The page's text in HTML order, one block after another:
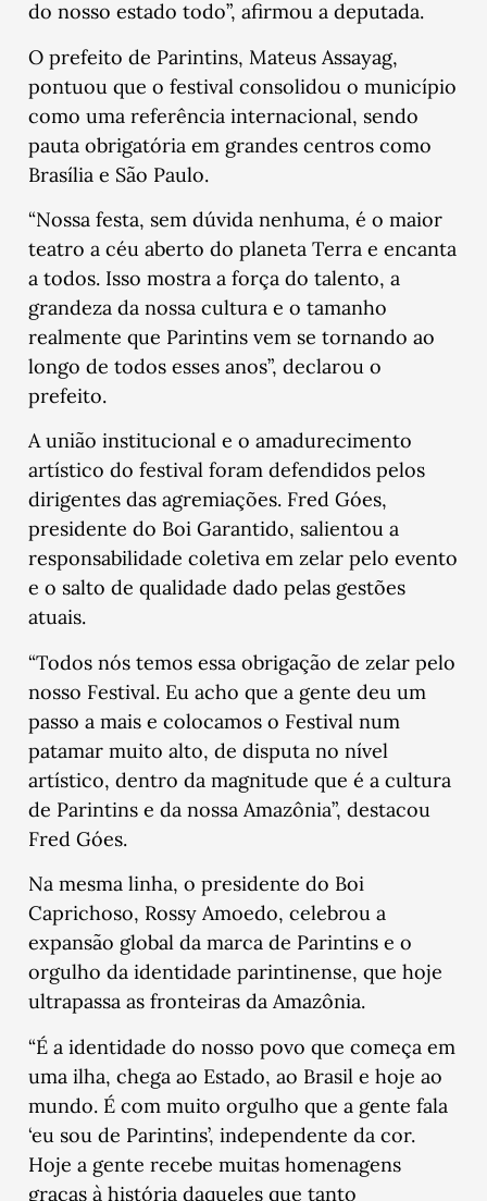
do nosso estado todo”, afirmou a deputada.
O prefeito de Parintins, Mateus Assayag,
pontuou que o festival consolidou o município
como uma referência internacional, sendo
pauta obrigatória em grandes centros como
Brasília e São Paulo.
“Nossa festa, sem dúvida nenhuma, é o maior
teatro a céu aberto do planeta Terra e encanta
a todos. Isso mostra a força do talento, a
grandeza da nossa cultura e o tamanho
realmente que Parintins vem se tornando ao
longo de todos esses anos”, declarou o
prefeito.
A união institucional e o amadurecimento
artístico do festival foram defendidos pelos
dirigentes das agremiações. Fred Góes,
presidente do Boi Garantido, salientou a
responsabilidade coletiva em zelar pelo evento
e o salto de qualidade dado pelas gestões
atuais.
“Todos nós temos essa obrigação de zelar pelo
nosso Festival. Eu acho que a gente deu um
passo a mais e colocamos o Festival num
patamar muito alto, de disputa no nível
artístico, dentro da magnitude que é a cultura
de Parintins e da nossa Amazônia”, destacou
Fred Góes.
Na mesma linha, o presidente do Boi
Caprichoso, Rossy Amoedo, celebrou a
expansão global da marca de Parintins e o
orgulho da identidade parintinense, que hoje
ultrapassa as fronteiras da Amazônia.
“É a identidade do nosso povo que começa em
uma ilha, chega ao Estado, ao Brasil e hoje ao
mundo. É com muito orgulho que a gente fala
‘eu sou de Parintins’, independente da cor.
Hoje a gente recebe muitas homenagens
graças à história daqueles que tanto